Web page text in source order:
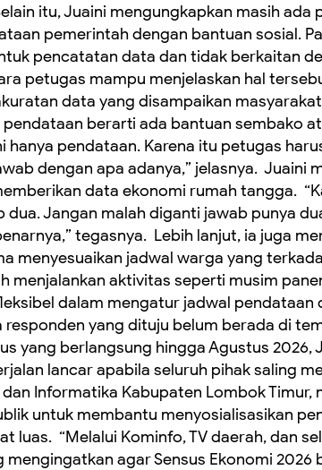
itu, Juaini mengungkapkan masih
pemerintah dengan bantuan sosial.
pencatatan data dan tidak berkaitan
petugas mampu menjelaskan hal
data yang disampaikan
berarti ada bantuan sembako
hanya pendataan. Karena itu petugas
dengan apa adanya,” jelasnya. ‎ ‎Juaini
data ekonomi rumah tangga.
dua. Jangan malah diganti jawab punya
tegasnya. ‎ ‎Lebih lanjut, ia juga
menyesuaikan jadwal warga yang
menjalankan aktivitas seperti musim
dalam mengatur jadwal pendataan
responden yang dituju belum berada di
yang berlangsung hingga Agustus
lancar apabila seluruh pihak saling
Informatika Kabupaten Lombok Timur,
untuk membantu menyosialisasikan
luas. ‎ ‎“Melalui Kominfo, TV daerah, dan
mengingatkan agar Sensus Ekonomi